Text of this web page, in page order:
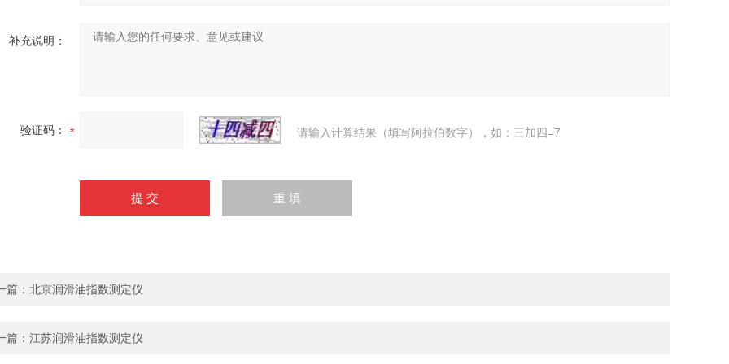
补充说明：
验证码： 请输入计算结果（填写阿拉伯数字），如：三加四=7
篇： 北京润滑油指数测定仪
篇： 江苏润滑油指数测定仪